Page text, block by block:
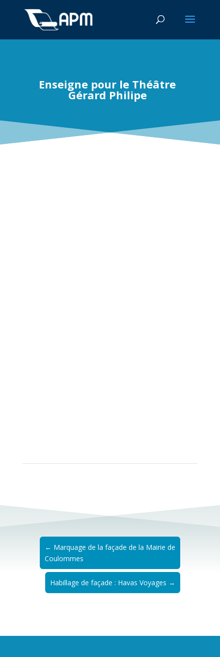
Enseigne pour le Théâtre
Gérard Philipe
← Marquage de la façade de la Mairie de
Coulommes
Habillage de façade : Havas Voyages →